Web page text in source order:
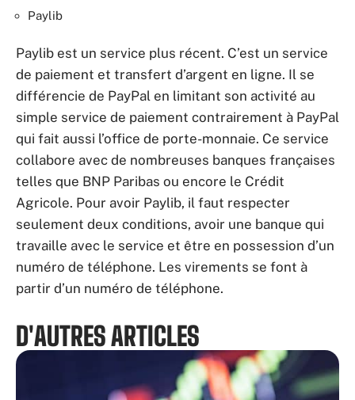
Paylib
Paylib est un service plus récent. C’est un service
de paiement et transfert d’argent en ligne. Il se
différencie de PayPal en limitant son activité au
simple service de paiement contrairement à PayPal
qui fait aussi l’office de porte-monnaie. Ce service
collabore avec de nombreuses banques françaises
telles que BNP Paribas ou encore le Crédit
Agricole. Pour avoir Paylib, il faut respecter
seulement deux conditions, avoir une banque qui
travaille avec le service et être en possession d’un
numéro de téléphone. Les virements se font à
partir d’un numéro de téléphone.
D'AUTRES ARTICLES